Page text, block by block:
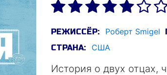
РЕЖИССЁР: Роберт Smigel
СТРАНА: США
История о двух отцах,